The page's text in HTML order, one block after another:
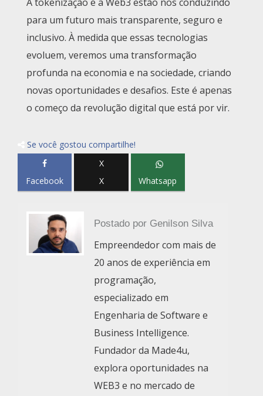
para um futuro mais transparente, seguro e
inclusivo. À medida que essas tecnologias
evoluem, veremos uma transformação
profunda na economia e na sociedade, criando
novas oportunidades e desafios. Este é apenas
o começo da revolução digital que está por vir.
Se você gostou compartilhe!
Facebook
X
X
Whatsapp
Postado por Genilson Silva
Empreendedor com mais de
20 anos de experiência em
programação,
especializado em
Engenharia de Software e
Business Intelligence.
Fundador da Made4u,
explora oportunidades na
WEB3 e no mercado de